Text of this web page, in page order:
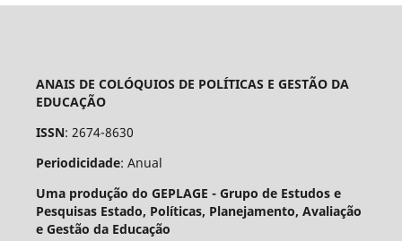
ANAIS DE COLÓQUIOS DE POLÍTICAS E GESTÃO DA
EDUCAÇÃO
ISSN: 2674-8630
Periodicidade: Anual
Uma produção do GEPLAGE - Grupo de Estudos e
Pesquisas Estado, Políticas, Planejamento, Avaliação
e Gestão da Educação